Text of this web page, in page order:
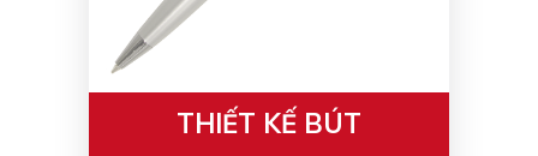
THIẾT KẾ BÚT